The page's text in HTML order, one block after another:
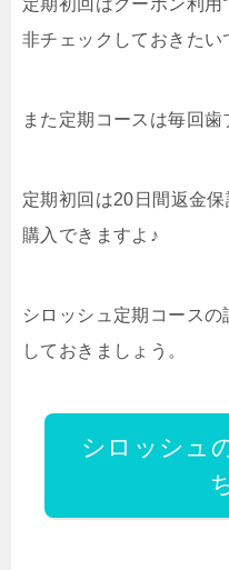
定期初回はクーポン利
非チェックしておきたい
また定期コースは毎回歯
定期初回は20日間返金
購入できますよ♪
シロッシュ定期コース
しておきましょう。
シロッシュ